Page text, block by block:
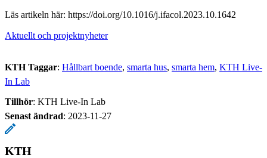
Läs artikeln här: https://doi.org/10.1016/j.ifacol.2023.10.1642
Aktuellt och projektnyheter
KTH Taggar: Hållbart boende smarta hus smarta hem KTH Live-
In Lab
Tillhör: KTH Live-In Lab
Senast ändrad: 2023-11-27
KTH